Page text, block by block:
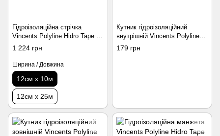
Гідроізоляційна стрічка
Vincents Polyline Hidro Tape G
12см x 10м
1 224 грн
Ширина / Довжина
12см х 10м
12см х 25м
Кутник гідроізоляційний
внутрішній Vincents Polyline
Hidro Tape S1 13 см
179 грн